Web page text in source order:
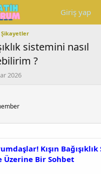
Giriş yap
sistemini nasıl
?
2026
Kışın
Üzerine Bir Sohbet